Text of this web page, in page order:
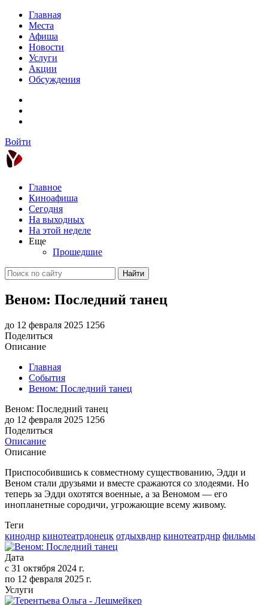
Главная
Места
Афиша
Новости
Услуги
Акции
Обсуждения
Войти
Главное
Киноафиша
Сегодня
На выходных
На этой неделе
Еще
Прошедшие
Найти
Веном: Последний танец
до 12 февраля 2025 1256
Поделиться
Описание
Главная
События
Веном: Последний танец
Веном: Последний танец
до 12 февраля 2025 1256
Поделиться
Описание
Описание
Приспособившись к совместному существованию, Эдди и
Веном стали друзьями и вместе сражаются со злодеями. Но
теперь за Эдди охотятся военные, а за Веномом — его
инопланетные сородичи, угрожающие всему живому.
Теги
киноднр кинотеатрдонецк отдыхвднр кинотеатрднр фильмы
Дата
с 31 октября 2024 г.
по 12 февраля 2025 г.
Услуги